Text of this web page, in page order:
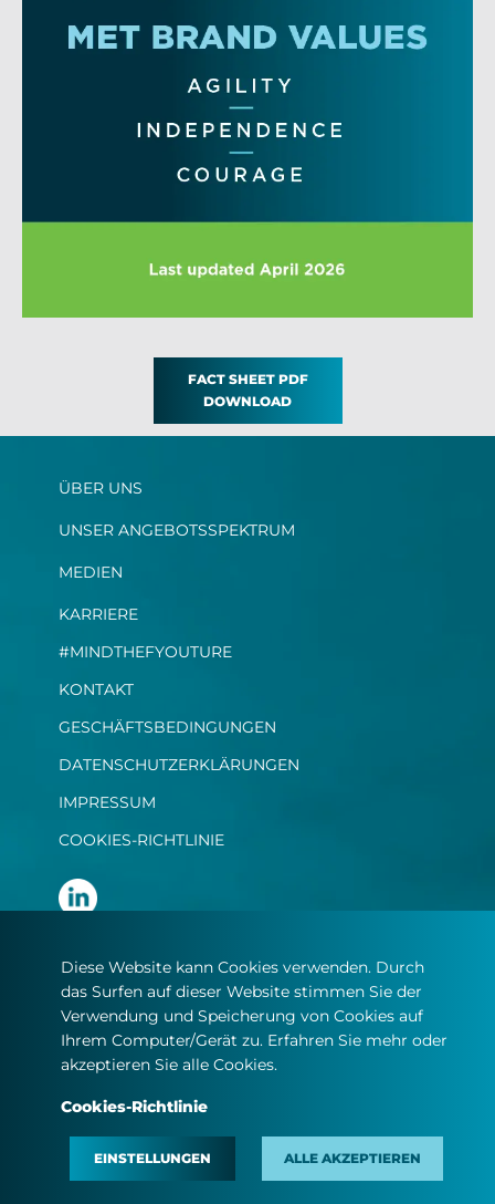
FACT SHEET PDF
DOWNLOAD
ÜBER UNS
UNSER ANGEBOTSSPEKTRUM
MEDIEN
KARRIERE
#MINDTHEFYOUTURE
KONTAKT
GESCHÄFTSBEDINGUNGEN
DATENSCHUTZERKLÄRUNGEN
IMPRESSUM
COOKIES-RICHTLINIE
MET.com – Alle Rechte vorbehalten.
Diese Website kann Cookies verwenden. Durch
das Surfen auf dieser Website stimmen Sie der
Verwendung und Speicherung von Cookies auf
Ihrem Computer/Gerät zu. Erfahren Sie mehr oder
akzeptieren Sie alle Cookies.
Cookies-Richtlinie
EINSTELLUNGEN ALLE AKZEPTIEREN